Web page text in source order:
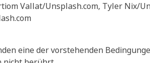
Vallat/Unsplash.com, Tyler Nix/
eine der vorstehenden